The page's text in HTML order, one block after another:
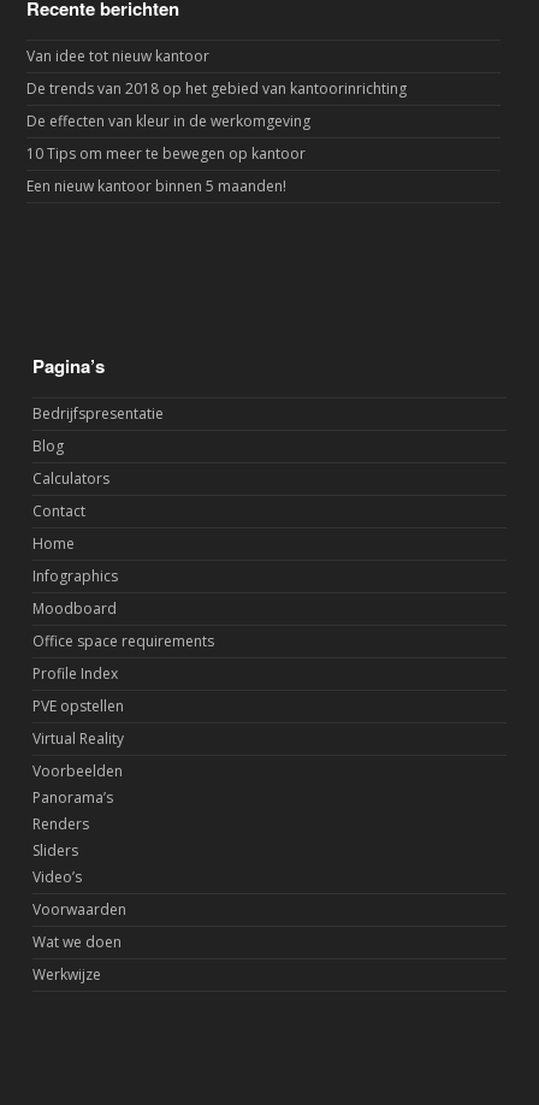
Recente berichten
Van idee tot nieuw kantoor
De trends van 2018 op het gebied van kantoorinrichting
De effecten van kleur in de werkomgeving
10 Tips om meer te bewegen op kantoor
Een nieuw kantoor binnen 5 maanden!
Pagina’s
Bedrijfspresentatie
Blog
Calculators
Contact
Home
Infographics
Moodboard
Office space requirements
Profile Index
PVE opstellen
Virtual Reality
Voorbeelden
Panorama’s
Renders
Sliders
Video’s
Voorwaarden
Wat we doen
Werkwijze